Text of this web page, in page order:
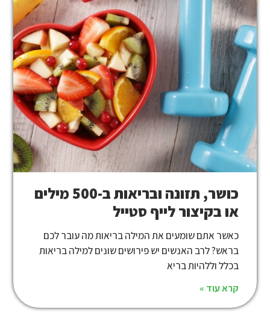
כושר, תזונה ובריאות ב-500 מילים
או בקיצור לייף סטייל
כאשר אתם שומעים את המילה בריאות מה עובר לכם
בראש? לרב האנשים יש פירושים שונים למילה בריאות
בכלל וללהיות בריא
קרא עוד »